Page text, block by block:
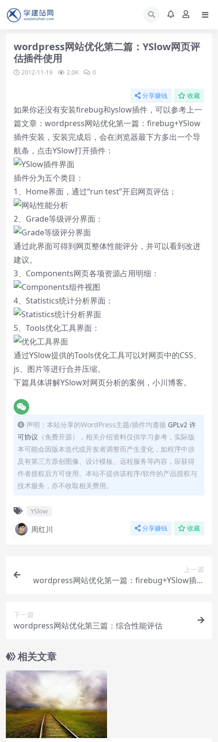
wordpress网站优化第二篇：YSlow网页评
估插件使用
2012-11-19 2.0K 0
分享赚钱 收藏
如果你还没有安装firebug和yslow插件，可以参考上一
篇文章： wordpress网站优化第一篇：firebug+YSlow
插件安装 ，安装完成后，会在浏览器最下方多出一个导
航条，点击YSlow打开插件：
插件分为五个类目：
1、Home界面，通过“run test”开启网页评估；
2、Grade等级评分界面：
通过此界面可得到网页整体性能评分，并可以看到改进
建议。
3、Components网页各项资源占用明细：
4、Statistics统计分析界面：
5、Tools优化工具界面：
通过YSlow提供的Tools优化工具可以对网页中的CSS、
js、图片等进行合并压缩。
下篇具体讲解YSlow对网页分析的案例，小川博客。
声明：本站分享的WordPress主题/插件均遵循 GPLv2 许
可协议 （免费开源），相关介绍资料仅供学习参考，实际版
本可能会因版本迭代或开发者调整而产生变化，如程序中涉
及有第三方原创图像、设计模板、远程服务等内容，应获得
作者授权后方可使用。本站不提供该程序/软件的产品授权与
技术服务，亦不收取相关费用。
YSlow
周红川 分享赚钱 收藏
上一篇
wordpress网站优化第一篇：firebug+YSlow插件
下一篇
wordpress网站优化第三篇：综合性能评估
相关文章